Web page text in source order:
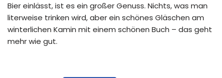
Bier einlässt, ist es ein großer Genuss. Nichts, was man
literweise trinken wird, aber ein schönes Gläschen am
winterlichen Kamin mit einem schönen Buch – das geht
mehr wie gut.